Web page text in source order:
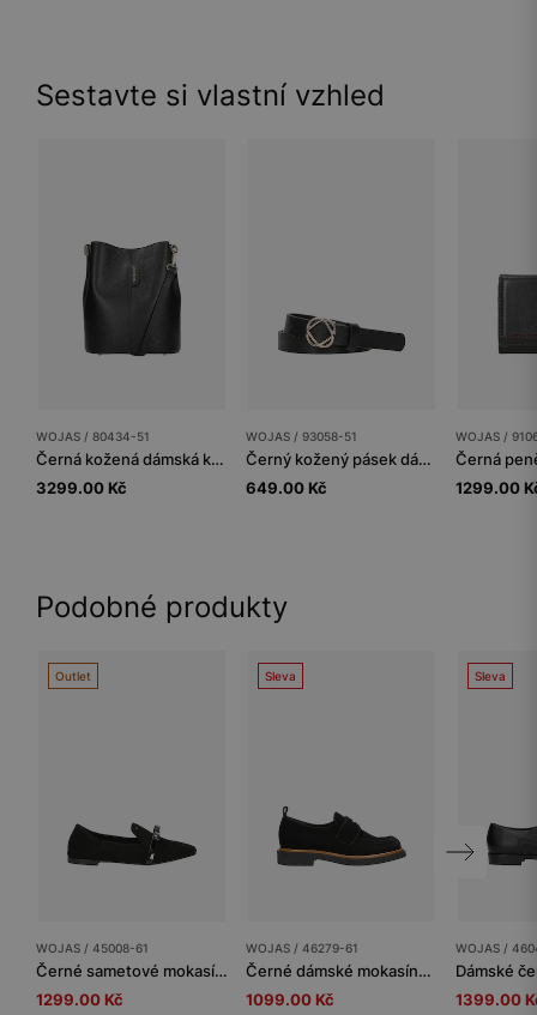
Sestavte si vlastní vzhled
WOJAS / 80434-51
Černá kožená dámská kabelka ve stylu bucket bag
3299.00 Kč
WOJAS / 93058-51
Černý kožený pásek dámský se zlatou sponou
649.00 Kč
WOJAS /
1299.00
Podobné produkty
Outlet
WOJAS / 45008-61
Černé sametové mokasíny s lakovanou mašlí
1299.00 Kč
Sleva
WOJAS / 46279-61
Černé dámské mokasíny penny loafers v casual stylu
1099.00 Kč
Sleva
WOJAS /
1399.00